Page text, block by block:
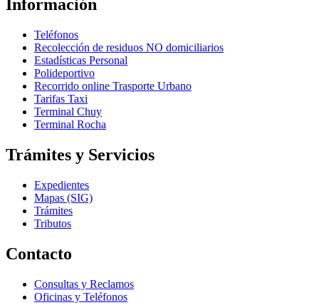
Información
Teléfonos
Recolección de residuos NO domiciliarios
Estadísticas Personal
Polideportivo
Recorrido online Trasporte Urbano
Tarifas Taxi
Terminal Chuy
Terminal Rocha
Trámites y Servicios
Expedientes
Mapas (SIG)
Trámites
Tributos
Contacto
Consultas y Reclamos
Oficinas y Teléfonos